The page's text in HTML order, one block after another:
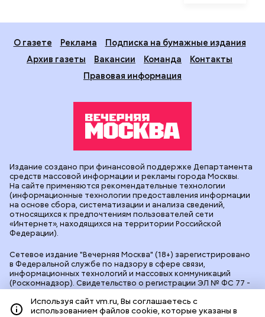
О газете Реклама
Подписка на бумажные издания
Архив газеты
Вакансии Команда
Контакты
Правовая информация
Сетевое издание "Вечерняя Москва" (18+) зарегистрировано
в Федеральной службе по надзору в сфере связи,
информационных технологий и массовых коммуникаций
(Роскомнадзор). Свидетельство о регистрации ЭЛ № ФС 77 -
90524 от 09.12.2025. Учредитель: АО "Редакция газеты
"Вечерняя Москва". Главный редакторvm.ru: Александр
Геннадьевич Глуходедов. Адрес редакции: 127015, г.Москва,
Издание создано при финансовой поддержке Департамента
средств массовой информации и рекламы города Москвы.
На сайте применяются рекомендательные технологии
(информационные технологии предоставления информации
на основе сбора, систематизации и анализа сведений,
относящихся к предпочтениям пользователей сети
«Интернет», находящихся на территории Российской
Федерации).
Используя сайт vm.ru, Вы соглашаетесь с
использованием файлов cookie, которые указаны в